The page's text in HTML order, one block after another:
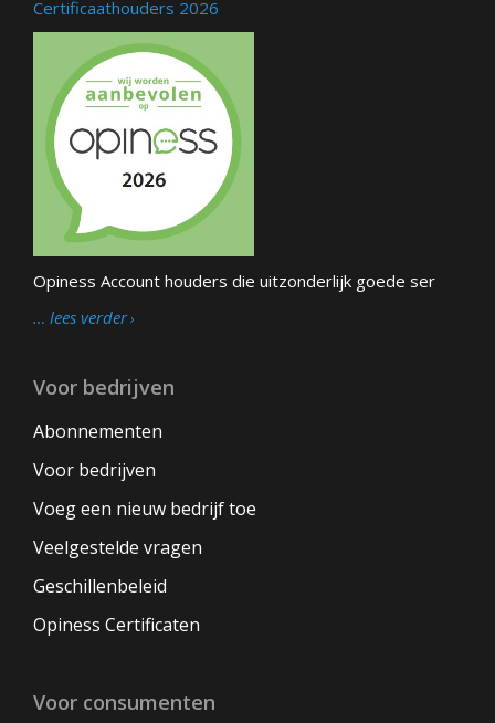
Certificaathouders 2026
Opiness Account houders die uitzonderlijk goede ser
… lees verder
Voor bedrijven
Abonnementen
Voor bedrijven
Voeg een nieuw bedrijf toe
Veelgestelde vragen
Geschillenbeleid
Opiness Certificaten
Voor consumenten